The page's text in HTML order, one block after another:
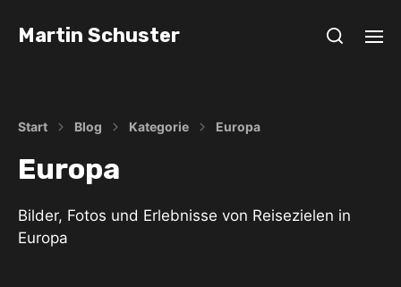
Martin Schuster
Start Blog Kategorie Europa
Europa
Bilder, Fotos und Erlebnisse von Reisezielen in
Europa